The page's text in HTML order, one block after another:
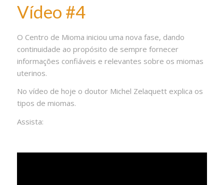
Vídeo #4
O Centro de Mioma iniciou uma nova fase, dando
continuidade ao propósito de sempre fornecer
informações confiáveis e relevantes sobre os miomas
uterinos.
No vídeo de hoje o doutor Michel Zelaquett explica os
tipos de miomas.
Assista: